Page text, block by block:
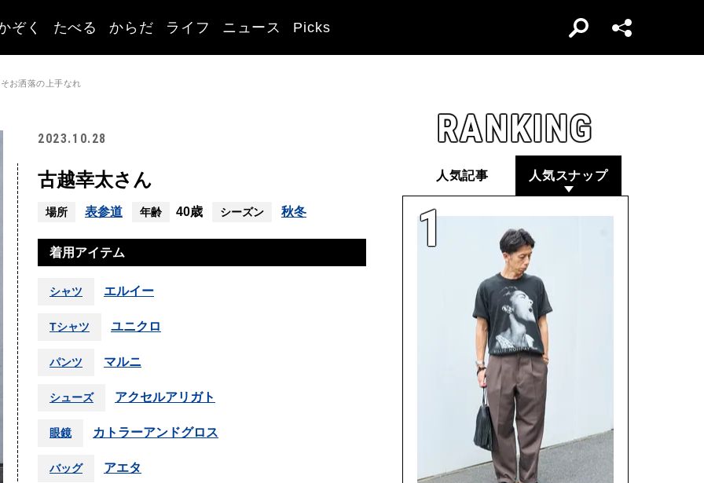
ぞく たべる からだ ライフ ニュース Picks
お洒落の上手なれ
2023.10.28
古越幸太さん
場所 表参道 年齢 40歳 シーズン 秋冬
着用アイテム
シャツ エルイー
Tシャツ ユニクロ
パンツ マルニ
シューズ アクセルアリガト
眼鏡 カトラーアンドグロス
バッグ アエタ
RANKING
人気記事 人気スナップ